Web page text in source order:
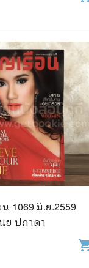
1069 มิ.ย.2559
ย ปภาดา
Game บอร์ดเก
ไทย
ยคนไทย